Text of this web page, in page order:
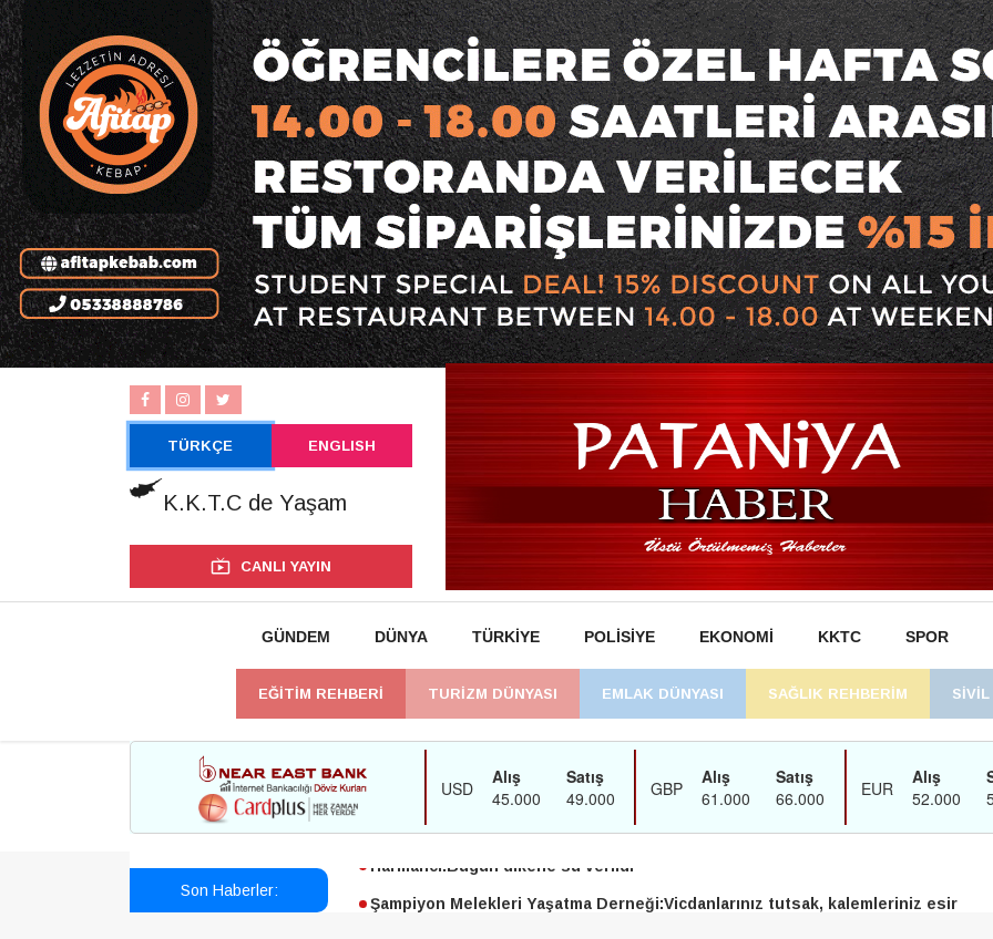
TÜRKÇE ENGLISH
K.K.T.C de Yaşam
CANLI YAYIN
GÜNDEM DÜNYA TÜRKIYE POLISIYE EKONOMI KKTC SPOR
EĞİTİM REHBERİ TURİZM DÜNYASI EMLAK DÜNYASI SAĞLIK REHBERİM
Son Haberler:
Esendağlı:Adıyaman’daki süreç sona erdi, hukuk mücadelesi sürecek
Şampiyon Melekleri Yaşatma Derneği:Vicdanlarınız tutsak, kalemleriniz esir